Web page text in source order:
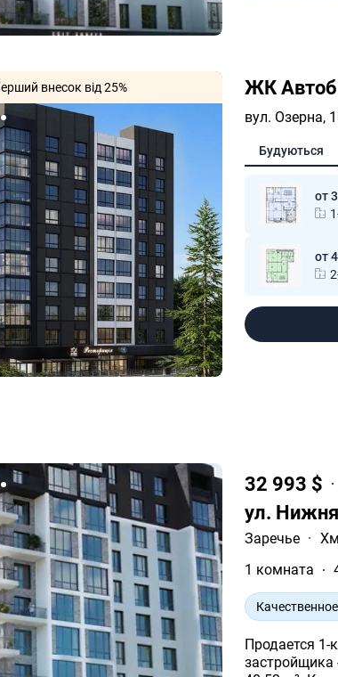
ЖК
вул. Озерна,
Будуються
от
от
внесок від 25%
32 993 $
ул.
Заречье ·
1 комната
Продается
застройщика - АМД